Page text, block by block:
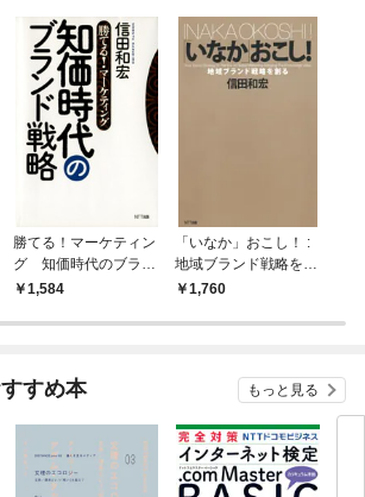
勝てる！マーケティン
グ 知価時代のブラン
ド戦略
1,584
「いなか」おこし！ :
地域ブランド戦略を創
る1,760
すめ本 もっと見る